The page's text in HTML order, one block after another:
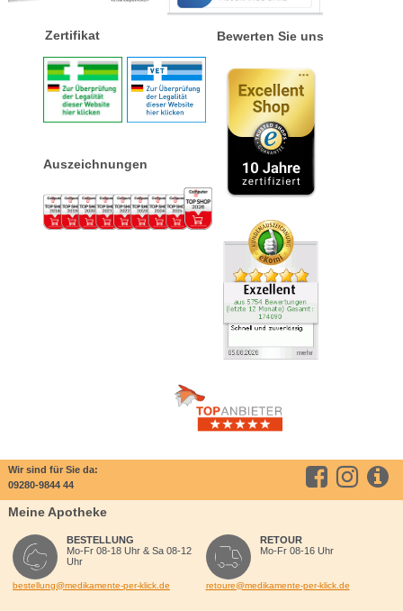
Zertifikat
Auszeichnungen
Bewerten Sie uns
Wir sind für Sie da:
09280-9844 44
Meine Apotheke
BESTELLUNG
Mo-Fr 08-18 Uhr & Sa 08-12
Uhr
bestellung@medikamente-per-klick.de
RETOUR
Mo-Fr 08-16 Uhr
retoure@medikamente-per-klick.de